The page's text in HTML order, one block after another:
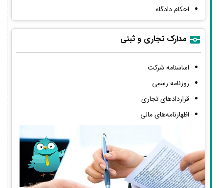
احکام دادگاه
مدارک تجاری و ثبتی
اساسنامه شرکت
روزنامه رسمی
قراردادهای تجاری
اظهارنامه‌های مالی